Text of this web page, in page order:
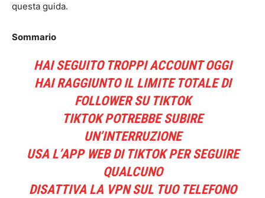
questa guida.
Sommario
HAI SEGUITO TROPPI ACCOUNT OGGI
HAI RAGGIUNTO IL LIMITE TOTALE DI
FOLLOWER SU TIKTOK
TIKTOK POTREBBE SUBIRE
UN’INTERRUZIONE
USA L’APP WEB DI TIKTOK PER SEGUIRE
QUALCUNO
DISATTIVA LA VPN SUL TUO TELEFONO